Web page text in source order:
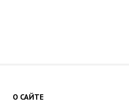
О САЙТЕ